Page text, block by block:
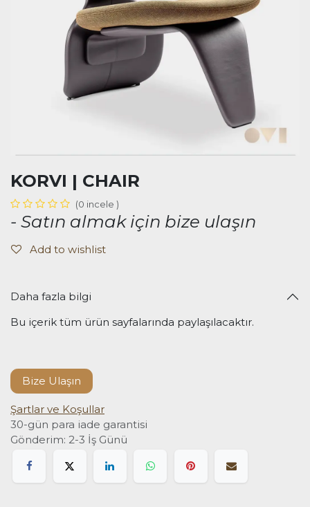
KORVI | CHAIR
(0 incele )
- Satın almak için bize ulaşın
Add to wishlist
Daha fazla bilgi
Bu içerik tüm ürün sayfalarında paylaşılacaktır.
Bize Ulaşın
Şartlar ve Koşullar
30-gün para iade garantisi
Gönderim: 2-3 İş Günü